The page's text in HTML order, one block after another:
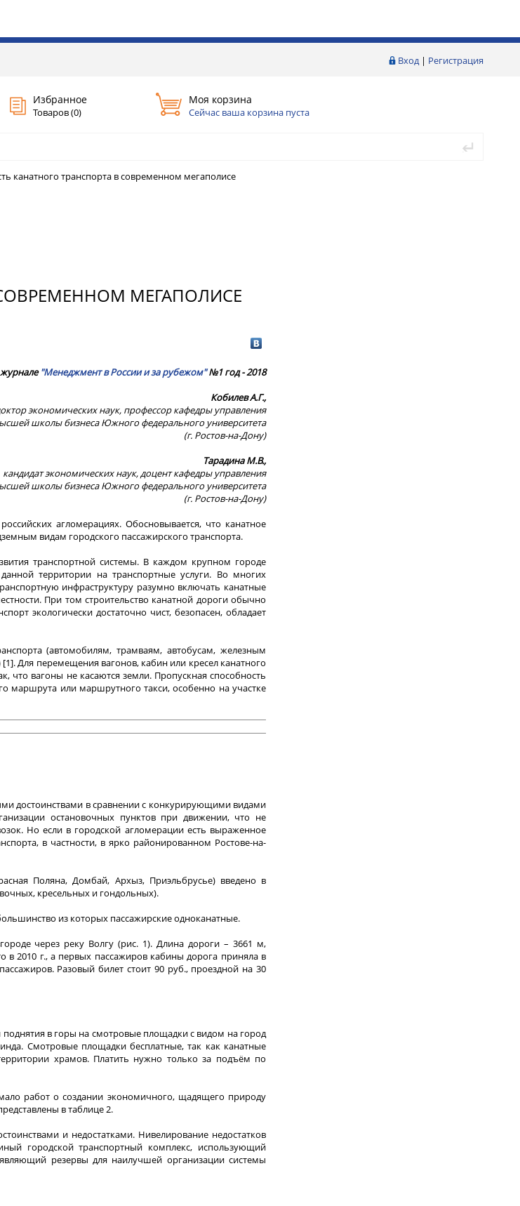
Вход| Регистрация
Избранное
Товаров (0)
Моя корзина
Сейчас ваша корзина пуста
канатного транспорта в современном мегаполисе
МЕГАПОЛИСЕ
"Менеджмент в России и за рубежом"№1 год - 2018
Кобилев А.Г.,
экономических наук, профессор кафедры управления
школы бизнеса Южного федерального университета
(г. Ростов-на-Дону)
Тарадина М.В.,
кандидат экономических наук, доцент кафедры управления
школы бизнеса Южного федерального университета
(г. Ростов-на-Дону)
агломерациях. Обосновывается, что канатное
видам городского пассажирского транспорта.
транспортной системы. В каждом крупном городе
территории на транспортные услуги. Во многих
инфраструктуру разумно включать канатные
При том строительство канатной дороги обычно
экологически достаточно чист, безопасен, обладает
(автомобилям, трамваям, автобусам, железным
Для перемещения вагонов, кабин или кресел канатного
что вагоны не касаются земли. Пропускная способность
маршрута или маршрутного такси, особенно на участке
достоинствами в сравнении с конкурирующими видами
остановочных пунктов при движении, что не
Но если в городской агломерации есть выраженное
в частности, в ярко районированном Ростове-на-
Поляна, Домбай, Архыз, Приэльбрусье) введено в
кресельных и гондольных).
из которых пассажирские одноканатные.
через реку Волгу (рис. 1). Длина дороги – 3661 м,
в 2010 г., а первых пассажиров кабины дорога приняла в
Разовый билет стоит 90 руб., проездной на 30
в горы на смотровые площадки с видом на город
Смотровые площадки бесплатные, так как канатные
храмов. Платить нужно только за подъём по
работ о создании экономичного, щадящего природу
в таблице 2.
и недостатками. Нивелирование недостатков
городской транспортный комплекс, использующий
резервы для наилучшей организации системы